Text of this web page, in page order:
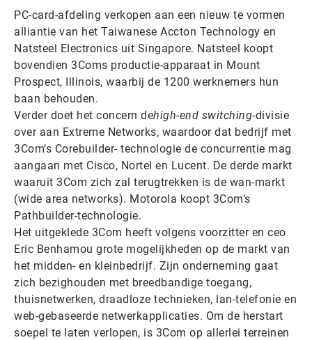
PC-card-afdeling verkopen aan een nieuw te vormen
alliantie van het Taiwanese Accton Technology en
Natsteel Electronics uit Singapore. Natsteel koopt
bovendien 3Coms productie-apparaat in Mount
Prospect, Illinois, waarbij de 1200 werknemers hun
baan behouden.
Verder doet het concern dehigh-end switching-divisie
over aan Extreme Networks, waardoor dat bedrijf met
3Com’s Corebuilder- technologie de concurrentie mag
aangaan met Cisco, Nortel en Lucent. De derde markt
waaruit 3Com zich zal terugtrekken is de wan-markt
(wide area networks). Motorola koopt 3Com’s
Pathbuilder-technologie.
Het uitgeklede 3Com heeft volgens voorzitter en ceo
Eric Benhamou grote mogelijkheden op de markt van
het midden- en kleinbedrijf. Zijn onderneming gaat
zich bezighouden met breedbandige toegang,
thuisnetwerken, draadloze technieken, lan-telefonie en
web-gebaseerde netwerkapplicaties. Om de herstart
soepel te laten verlopen, is 3Com op allerlei terreinen